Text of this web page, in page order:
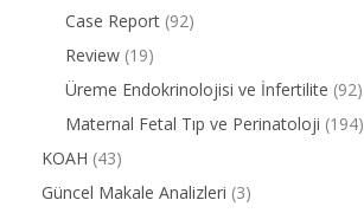
Case Report (92)
Review (19)
Üreme Endokrinolojisi ve İnfertilite (92)
Maternal Fetal Tıp ve Perinatoloji (194)
KOAH (43)
Güncel Makale Analizleri (3)